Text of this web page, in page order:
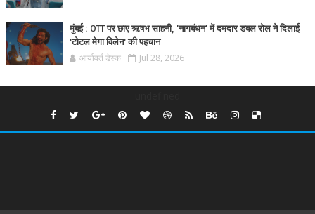
मुंबई : OTT पर छाए ऋषभ साहनी, 'नागबंधन' में दमदार डबल रोल ने दिलाई
'टोटल मेगा विलेन' की पहचान
आर्यावर्त डेस्क Jul 28, 2026